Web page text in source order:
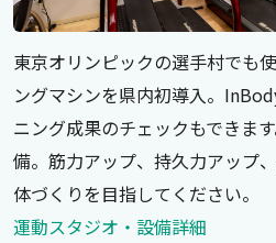
東京オリンピックの選手村でも
ングマシンを県内初導入。
ニング成果のチェックもできま
備。筋力アップ、持久力アップ
体づくりを目指してください。
運動スタジオ・設備詳細